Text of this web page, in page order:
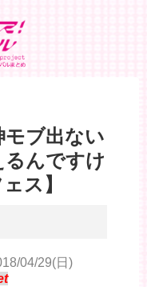
モブ出ない
るんですけ
ス】
04/29(日)